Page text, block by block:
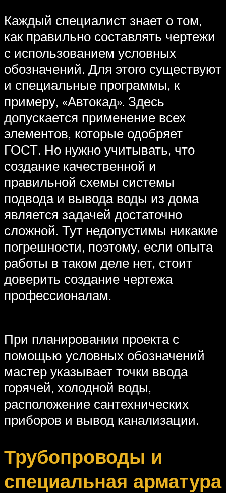
Каждый специалист знает о том,
как правильно составлять чертежи
с использованием условных
обозначений. Для этого существуют
и специальные программы, к
примеру, «Автокад». Здесь
допускается применение всех
элементов, которые одобряет
ГОСТ. Но нужно учитывать, что
создание качественной и
правильной схемы системы
подвода и вывода воды из дома
является задачей достаточно
сложной. Тут недопустимы никакие
погрешности, поэтому, если опыта
работы в таком деле нет, стоит
доверить создание чертежа
профессионалам.
При планировании проекта с
помощью условных обозначений
мастер указывает точки ввода
горячей, холодной воды,
расположение сантехнических
приборов и вывод канализации.
Трубопроводы и
специальная арматура